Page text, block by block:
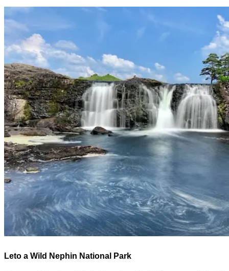
Leto a Wild Nephin National Park